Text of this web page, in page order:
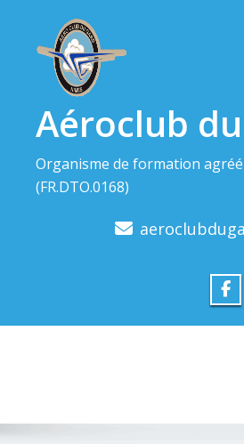
content
Aéroclub
Organisme de formation
(FR.DTO.0168)